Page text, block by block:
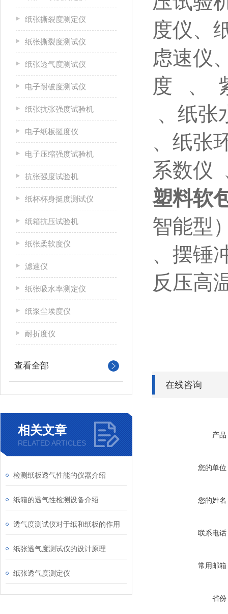
纸张撕裂度测定仪
纸张撕裂度测试仪
纸张透气度测试仪
电子耐破度测试仪
纸张抗张强度试验机
电子纸板挺度仪
电子压缩强度试验机
抗张强度试验机
纸杯杯身挺度测试仪
纸箱抗压试验机
纸张柔软度仪
滤速仪
纸张吸水率测定仪
纸浆尘埃度仪
耐折度仪
查看全部
相关文章
RELATED ARTICLES
检测纸板透气性能的仪器介绍
纸箱的透气性检测设备介绍
透气度测试仪对于纸和纸板的作用
纸张透气度测试仪的设计原理
纸张透气度测定仪
度仪、
虑速仪
度 、
、纸张
、纸张
系数仪
塑料软
智能型
、摆锤
反压高
在线咨询
产品
您的单位
您的姓名
联系电话
常用邮箱
省份